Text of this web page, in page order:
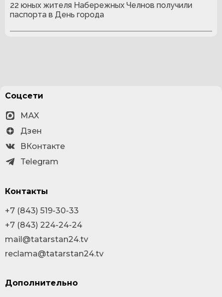
22 юных жителя Набережных Челнов получили
паспорта в День города
Соцсети
MAX
Дзен
ВКонтакте
Telegram
Контакты
+7 (843) 519-30-33
+7 (843) 224-24-24
mail@tatarstan24.tv
reclama@tatarstan24.tv
Дополнительно